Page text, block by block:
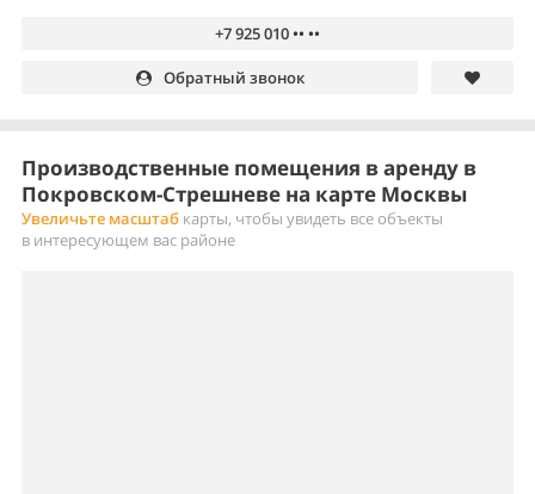
+7 925 010 •• ••
Обратный звонок
Производственные помещения в аренду в
Покровском-Стрешневе на карте Москвы
Увеличьте масштаб карты, чтобы увидеть все объекты
в интересующем вас районе